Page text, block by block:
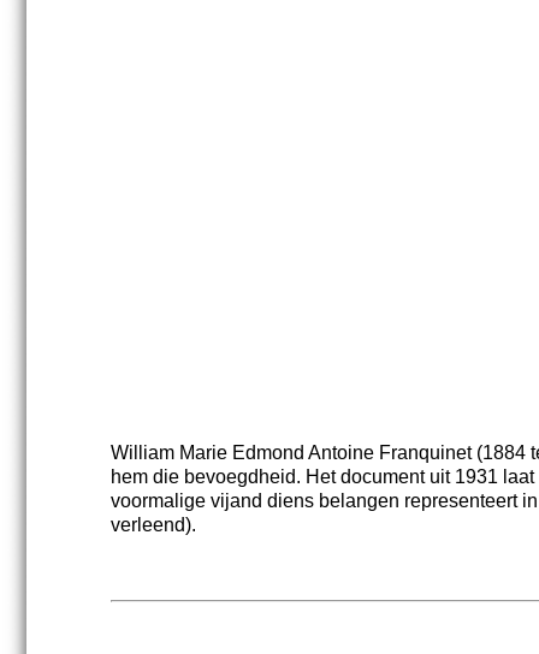
William Marie Edmond Antoine Franquinet (1884
hem die bevoegdheid. Het document uit 1931
voormalige vijand diens belangen representeert
verleend).